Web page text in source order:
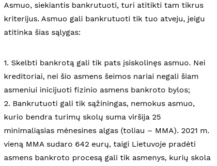
Asmuo, siekiantis bankrutuoti, turi atitikti tam tikrus
kriterijus. Asmuo gali bankrutuoti tik tuo atveju, jeigu
atitinka šias sąlygas:
1. Skelbti bankrotą gali tik pats įsiskolinęs asmuo. Nei
kreditoriai, nei šio asmens šeimos nariai negali šiam
asmeniui inicijuoti fizinio asmens bankroto bylos;
2. Bankrutuoti gali tik sąžiningas, nemokus asmuo,
kurio bendra turimų skolų suma viršija 25
minimaliąsias mėnesines algas (toliau – MMA). 2021 m.
vieną MMA sudaro 642 eurų, taigi Lietuvoje pradėti
asmens bankroto procesą gali tik asmenys, kurių skola